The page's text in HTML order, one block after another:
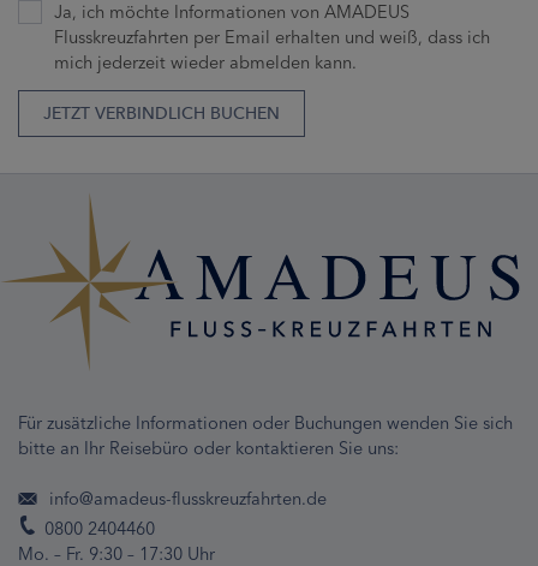
Ja, ich möchte Informationen von AMADEUS
Flusskreuzfahrten per Email erhalten und weiß, dass ich
mich jederzeit wieder abmelden kann.
JETZT VERBINDLICH BUCHEN
Für zusätzliche Informationen oder Buchungen wenden Sie sich
bitte an Ihr Reisebüro oder kontaktieren Sie uns:
info@amadeus-flusskreuzfahrten.de
0800 2404460
Mo. – Fr. 9:30 – 17:30 Uhr